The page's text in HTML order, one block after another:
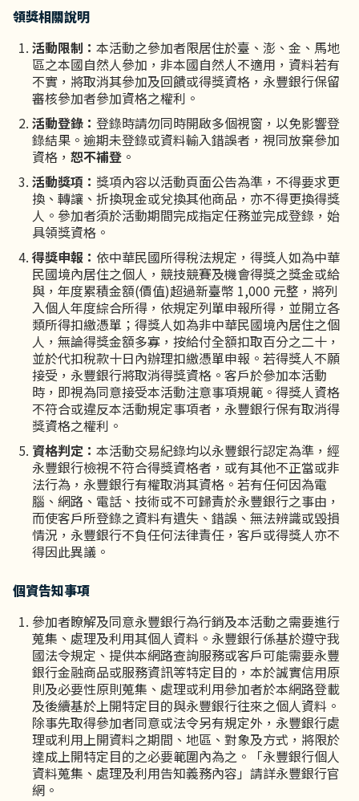
領獎相關說明
活動限制： 本活動之參加者限居住於臺、澎、金、馬地
區之本國自然人參加，非本國自然人不適用，資料若有
不實，將取消其參加及回饋或得獎資格，永豐銀行保留
審核參加者參加資格之權利。
活動登錄： 登錄時請勿同時開啟多個視窗，以免影響登
錄結果。逾期未登錄或資料輸入錯誤者，視同放棄參加
資格， 恕不補登 。
活動獎項： 獎項內容以活動頁面公告為準，不得要求更
換、轉讓、折換現金或兌換其他商品，亦不得更換得獎
人。參加者須於活動期間完成指定任務並完成登錄，始
具領獎資格。
得獎申報： 依中華民國所得稅法規定，得獎人如為中華
民國境內居住之個人，競技競賽及機會得獎之獎金或給
與，年度累積金額(價值)超過新臺幣 1,000 元整，將列
入個人年度綜合所得，依規定列單申報所得，並開立各
類所得扣繳憑單；得獎人如為非中華民國境內居住之個
人，無論得獎金額多寡，按給付全額扣取百分之二十，
並於代扣稅款十日內辦理扣繳憑單申報。若得獎人不願
接受，永豐銀行將取消得獎資格。客戶於參加本活動
時，即視為同意接受本活動注意事項規範。得獎人資格
不符合或違反本活動規定事項者，永豐銀行保有取消得
獎資格之權利。
資格判定： 本活動交易紀錄均以永豐銀行認定為準，經
永豐銀行檢視不符合得獎資格者，或有其他不正當或非
法行為，永豐銀行有權取消其資格。若有任何因為電
腦、網路、電話、技術或不可歸責於永豐銀行之事由，
而使客戶所登錄之資料有遺失、錯誤、無法辨識或毀損
情況，永豐銀行不負任何法律責任，客戶或得獎人亦不
得因此異議。
個資告知事項
參加者瞭解及同意永豐銀行為行銷及本活動之需要進行
蒐集、處理及利用其個人資料。永豐銀行係基於遵守我
國法令規定、提供本網路查詢服務或客戶可能需要永豐
銀行金融商品或服務資訊等特定目的，本於誠實信用原
則及必要性原則蒐集、處理或利用參加者於本網路登載
及後續基於上開特定目的與永豐銀行往來之個人資料。
除事先取得參加者同意或法令另有規定外，永豐銀行處
理或利用上開資料之期間、地區、對象及方式，將限於
達成上開特定目的之必要範圍內為之。「永豐銀行個人
資料蒐集、處理及利用告知義務內容」請詳永豐銀行官
網。